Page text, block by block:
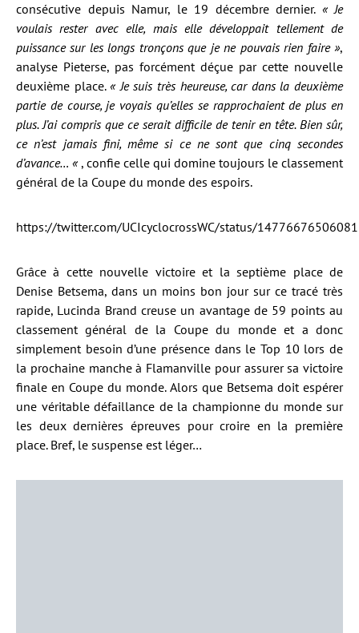
consécutive depuis Namur, le 19 décembre dernier. « Je
voulais rester avec elle, mais elle développait tellement de
puissance sur les longs tronçons que je ne pouvais rien faire »,
analyse Pieterse, pas forcément déçue par cette nouvelle
deuxième place.« Je suis très heureuse, car dans la deuxième
partie de course, je voyais qu’elles se rapprochaient de plus en
plus. J’ai compris que ce serait difficile de tenir en tête. Bien sûr,
ce n’est jamais fini, même si ce ne sont que cinq secondes
d’avance… « , confie celle qui domine toujours le classement
général de la Coupe du monde des espoirs.
https://twitter.com/UCIcyclocrossWC/status/
Grâce à cette nouvelle victoire et la septième place de
Denise Betsema, dans un moins bon jour sur ce tracé très
rapide, Lucinda Brand creuse un avantage de 59 points au
classement général de la Coupe du monde et a donc
simplement besoin d’une présence dans le Top 10 lors de
la prochaine manche à Flamanville pour assurer sa victoire
finale en Coupe du monde. Alors que Betsema doit espérer
une véritable défaillance de la championne du monde sur
les deux dernières épreuves pour croire en la première
place. Bref, le suspense est léger…